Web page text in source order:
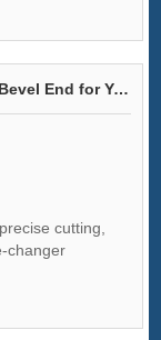
7 Essential Tips for Choosing the Right Bevel End for Your Project
cutting,
changer